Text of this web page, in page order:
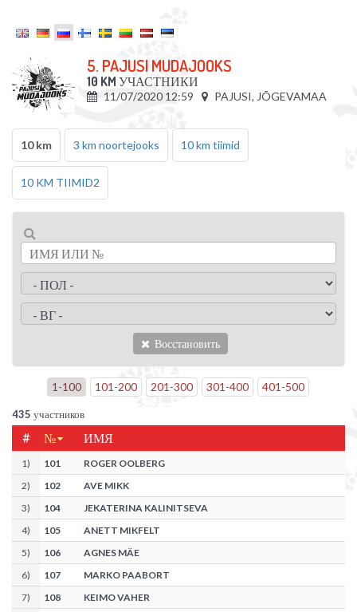
5. PAJUSI MUDAJOOKS
10 KM УЧАСТНИКИ
11/07/2020 12:59 PAJUSI, JÕGEVAMAA
10 km 3 km noortejooks 10 km tiimid
10 KM TIIMID2
Восстановить
1-100 101-200 201-300 301-400 401-500
435 участников
# № ИМЯ
1) 101
ROGER OOLBERG
2) 102
AVE MIKK
3) 104
JEKATERINA KALINITSEVA
4) 105
ANETT MIKFELT
5) 106
AGNES MÄE
6) 107
MARKO PAABORT
7) 108
KEIMO VAHER